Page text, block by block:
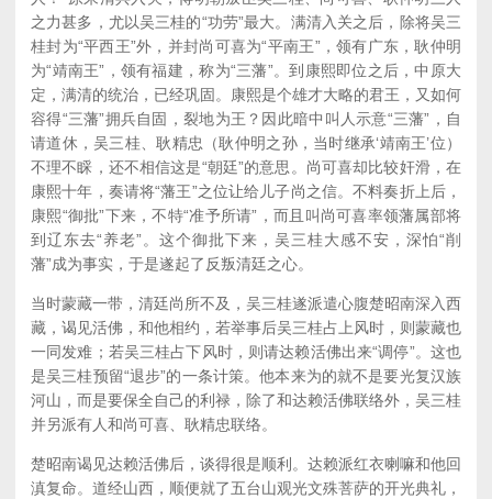
之力甚多，尤以吴三桂的“功劳”最大。满清入关之后，除将吴三
桂封为“平西王”外，并封尚可喜为“平南王”，领有广东，耿仲明
为“靖南王”，领有福建，称为“三藩”。到康熙即位之后，中原大
定，满清的统治，已经巩固。康熙是个雄才大略的君王，又如何
容得“三藩”拥兵自固，裂地为王？因此暗中叫人示意“三藩”，自
请道休，吴三桂、耿精忠（耿仲明之孙，当时继承‘靖南王’位）
不理不睬，还不相信这是“朝廷”的意思。尚可喜却比较奸滑，在
康熙十年，奏请将“藩王”之位让给儿子尚之信。不料奏折上后，
康熙“御批”下来，不特“准予所请”，而且叫尚可喜率领藩属部将
到辽东去“养老”。这个御批下来，吴三桂大感不安，深怕“削
藩”成为事实，于是遂起了反叛清廷之心。
当时蒙藏一带，清廷尚所不及，吴三桂遂派遣心腹楚昭南深入西
藏，谒见活佛，和他相约，若举事后吴三桂占上风时，则蒙藏也
一同发难；若吴三桂占下风时，则请达赖活佛出来“调停”。这也
是吴三桂预留“退步”的一条计策。他本来为的就不是要光复汉族
河山，而是要保全自己的利禄，除了和达赖活佛联络外，吴三桂
并另派有人和尚可喜、耿精忠联络。
楚昭南谒见达赖活佛后，谈得很是顺利。达赖派红衣喇嘛和他回
滇复命。道经山西，顺便就了五台山观光文殊菩萨的开光典礼，